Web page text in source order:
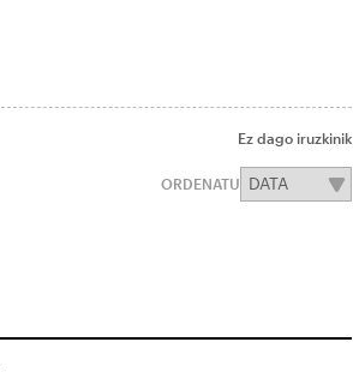
Ez dago iruzkinik
ORDENATU